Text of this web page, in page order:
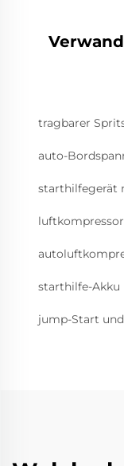
tragbarer
auto-
starthilfegerät
starthilfe-
jump-Start